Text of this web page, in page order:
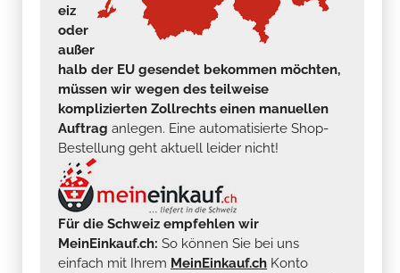
eiz
oder
außer
halb der EU gesendet bekommen möchten,
müssen wir wegen des teilweise
komplizierten Zollrechts einen manuellen
Auftrag anlegen. Eine automatisierte Shop-
Bestellung geht aktuell leider nicht!
Für die Schweiz empfehlen wir
MeinEinkauf.ch: So können Sie bei uns
einfach mit Ihrem MeinEinkauf.ch Konto